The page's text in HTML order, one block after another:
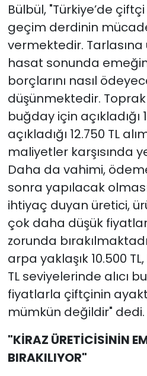
Bülbül, "Türkiye’de
geçim derdinin
vermektedir.
hasat sonunda
borçlarını nasıl
düşünmektedir. Toprak
buğday için açıkladığı
açıkladığı 12.750 TL
maliyetler karşısında
Daha da vahimi,
sonra yapılacak
ihtiyaç duyan üretici,
çok daha düşük
zorunda
arpa yaklaşık 10.500
TL seviyelerinde alıcı
fiyatlarla çiftçinin
mümkün değildir" dedi.
"KİRAZ ÜRETİCİSİNİN
BIRAKILIYOR"